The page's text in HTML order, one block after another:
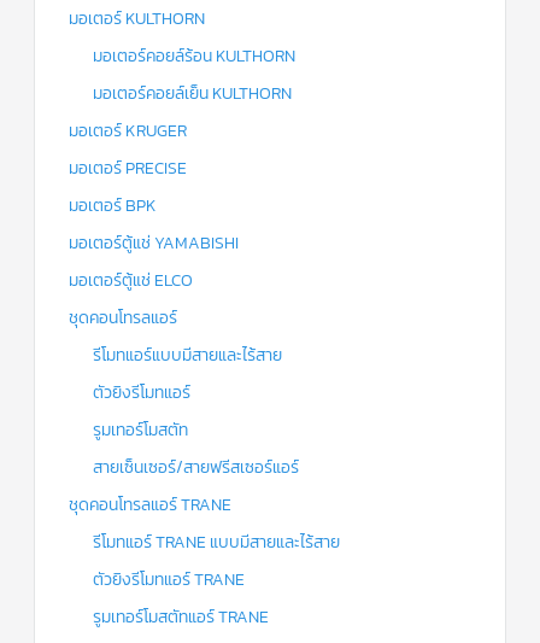
มอเตอร์ KULTHORN
มอเตอร์คอยล์ร้อน KULTHORN
มอเตอร์คอยล์เย็น KULTHORN
มอเตอร์ KRUGER
มอเตอร์ PRECISE
มอเตอร์ BPK
มอเตอร์ตู้แช่ YAMABISHI
มอเตอร์ตู้แช่ ELCO
ชุดคอนโทรลแอร์
รีโมทแอร์แบบมีสายและไร้สาย
ตัวยิงรีโมทแอร์
รูมเทอร์โมสตัท
สายเซ็นเซอร์/สายฟรีสเซอร์แอร์
ชุดคอนโทรลแอร์ TRANE
รีโมทแอร์ TRANE แบบมีสายและไร้สาย
ตัวยิงรีโมทแอร์ TRANE
รูมเทอร์โมสตัทแอร์ TRANE